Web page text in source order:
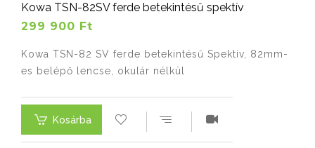
Kowa TSN-82SV ferde betekintésű spektív
299 900 Ft
Kowa TSN-82 SV ferde betekintésű Spektív, 82mm-
es belépő lencse, okulár nélkül
Kosárba